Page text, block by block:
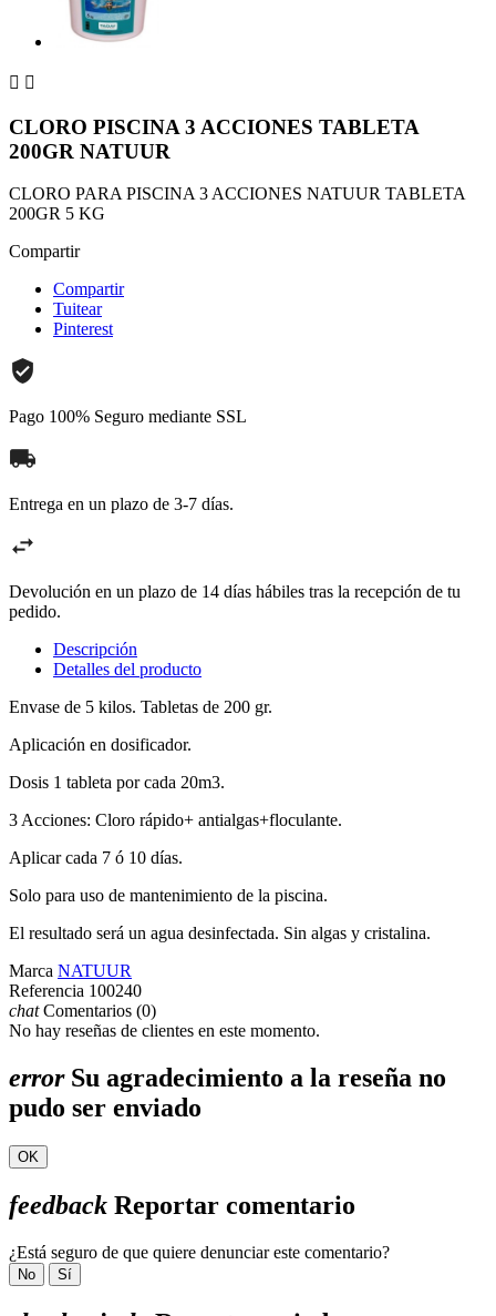
 
CLORO PISCINA 3 ACCIONES TABLETA
200GR NATUUR
CLORO PARA PISCINA 3 ACCIONES NATUUR TABLETA
200GR 5 KG
Compartir
Compartir
Tuitear
Pinterest
Pago 100% Seguro mediante SSL
Entrega en un plazo de 3-7 días.
Devolución en un plazo de 14 días hábiles tras la recepción de tu
pedido.
Descripción
Detalles del producto
Envase de 5 kilos. Tabletas de 200 gr.
Aplicación en dosificador.
Dosis 1 tableta por cada 20m3.
3 Acciones: Cloro rápido+ antialgas+floculante.
Aplicar cada 7 ó 10 días.
Solo para uso de mantenimiento de la piscina.
El resultado será un agua desinfectada. Sin algas y cristalina.
Marca NATUUR
Referencia 100240
chatComentarios (0)
No hay reseñas de clientes en este momento.
errorSu agradecimiento a la reseña no
pudo ser enviado
OK
feedback Reportar comentario
¿Está seguro de que quiere denunciar este comentario?
No Sí